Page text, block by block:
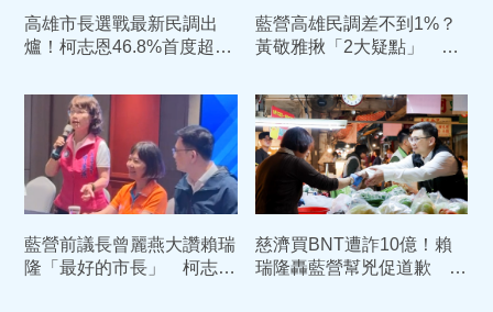
高雄市長選戰最新民調出
爐！柯志恩46.8%首度超
藍營高雄民調差不到1%？
黃敬雅揪「2大疑點」 轟
藍營前議長曾麗燕大讚賴瑞
隆「最好的市長」 柯志恩
慈濟買BNT遭詐10億！賴
瑞隆轟藍營幫兇促道歉 柯